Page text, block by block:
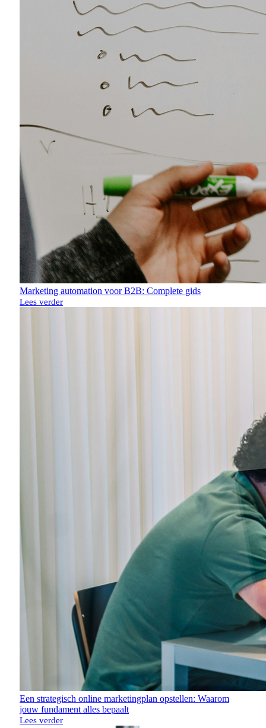
Marketing automation voor B2B: Complete gids
Lees verder
Een strategisch online marketingplan opstellen: Waarom
jouw fundament alles bepaalt
Lees verder